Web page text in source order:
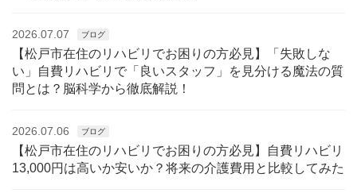
2026.07.07 ブログ
【松戸市在住のリハビリでお困りの方必見】「失敗しな
い」自費リハビリで「良いスタッフ」を見分ける魔法の質
問とは？脳科学から徹底解説！
2026.07.06 ブログ
【松戸市在住のリハビリでお困りの方必見】自費リハビリ
13,000円は高いか安いか？将来の介護費用と比較してみた